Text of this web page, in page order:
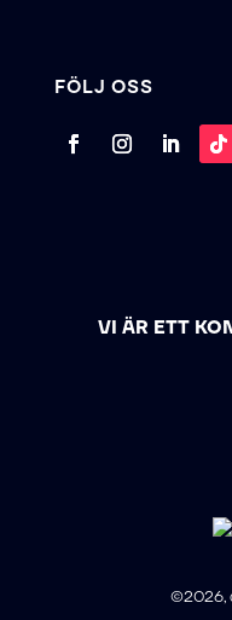
FÖLJ OSS
VI ÄR ETT
©2026,